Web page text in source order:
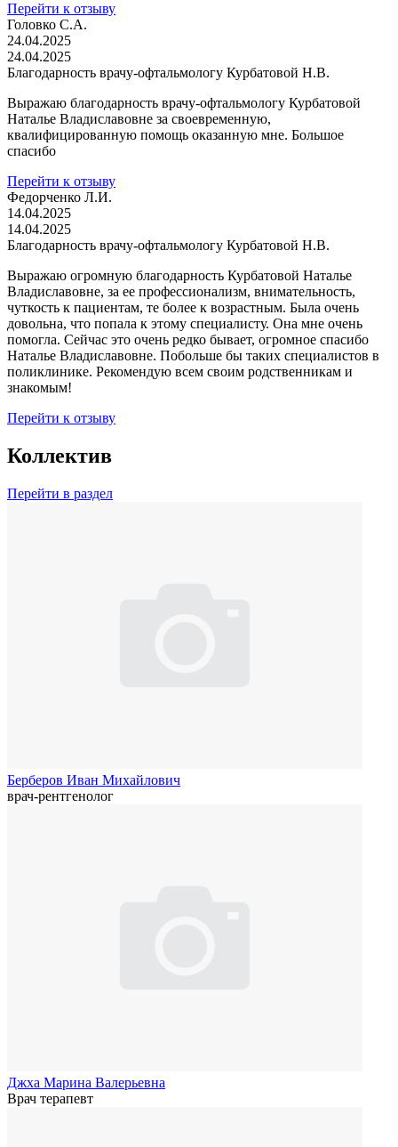
Перейти к отзыву
Головко С.А.
24.04.2025
24.04.2025
Благодарность врачу-офтальмологу Курбатовой Н.В.
Выражаю благодарность врачу-офтальмологу Курбатовой
Наталье Владиславовне за своевременную,
квалифицированную помощь оказанную мне. Большое
спасибо
Перейти к отзыву
Федорченко Л.И.
14.04.2025
14.04.2025
Благодарность врачу-офтальмологу Курбатовой Н.В.
Выражаю огромную благодарность Курбатовой Наталье
Владиславовне, за ее профессионализм, внимательность,
чуткость к пациентам, те более к возрастным. Была очень
довольна, что попала к этому специалисту. Она мне очень
помогла. Сейчас это очень редко бывает, огромное спасибо
Наталье Владиславовне. Побольше бы таких специалистов в
поликлинике. Рекомендую всем своим родственникам и
знакомым!
Перейти к отзыву
Коллектив
Перейти в раздел
Берберов Иван Михайлович
врач-рентгенолог
Джха Марина Валерьевна
Врач терапевт